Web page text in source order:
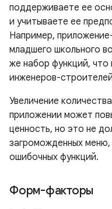
поддерживаете ее
и учитываете ее
Например,
младшего школьного
же набор функций, что
инженеров-
Увеличение
приложении может
ценность, но это не
загроможденных меню,
ошибочных функций.
Форм-факторы